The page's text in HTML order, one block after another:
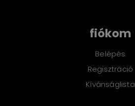
fiókom
Belépés
Regisztráció
Kívánságlista